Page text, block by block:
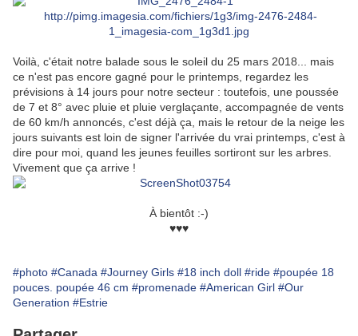
http://pimg.imagesia.com/fichiers/1g3/img-2476-2484-
1_imagesia-com_1g3d1.jpg
Voilà, c'était notre balade sous le soleil du 25 mars 2018... mais
ce n'est pas encore gagné pour le printemps, regardez les
prévisions à 14 jours pour notre secteur : toutefois, une poussée
de 7 et 8° avec pluie et pluie verglaçante, accompagnée de vents
de 60 km/h annoncés, c'est déjà ça, mais le retour de la neige les
jours suivants est loin de signer l'arrivée du vrai printemps, c'est à
dire pour moi, quand les jeunes feuilles sortiront sur les arbres.
Vivement que ça arrive !
À bientôt :-)
♥♥♥
#photo #Canada #Journey Girls #18 inch doll #ride #poupée 18
pouces. poupée 46 cm #promenade #American Girl #Our
Generation #Estrie